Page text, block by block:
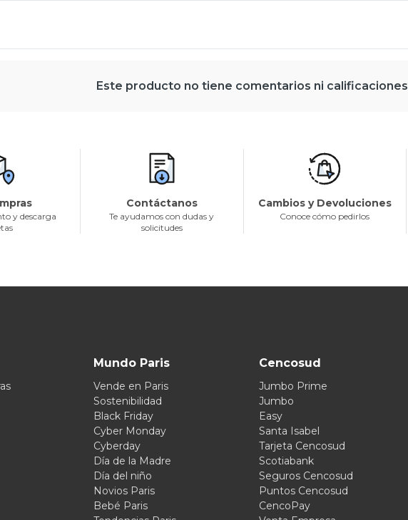
Este producto no tiene comentarios ni calificaciones
y descarga
Contáctanos
Te ayudamos con dudas y
solicitudes
Cambios y Devoluciones
Conoce cómo pedirlos
Mundo Paris
Vende en Paris
Sostenibilidad
Black Friday
Cyber Monday
Cyberday
Día de la Madre
Día del niño
Novios Paris
Bebé Paris
Cencosud
Jumbo Prime
Jumbo
Easy
Santa Isabel
Tarjeta Cencosud
Scotiabank
Seguros Cencosud
Puntos Cencosud
CencoPay